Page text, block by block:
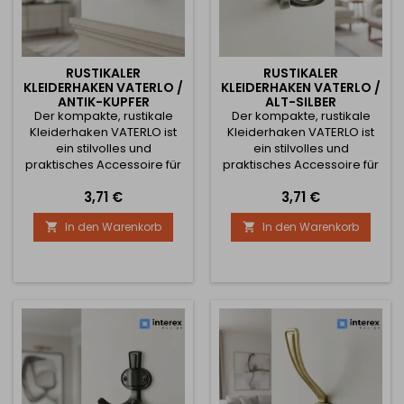
RUSTIKALER
KLEIDERHAKEN VATERLO /
ANTIK-KUPFER
Der kompakte, rustikale
Kleiderhaken VATERLO ist
ein stilvolles und
praktisches Accessoire für
Korridore oder Innenräume
im klassischen, Vintage-
oder Industriestil. Der
doppelte Haken bietet
Aufhängen von Mänteln,
Accessoires. Die
Ausführung in Antik-Kupfer
verleiht dem Haken...
Preis
3,71 €
 In den Warenkorb
RUSTIKALER
KLEIDERHAKEN VATERLO /
ALT-SILBER
Der kompakte, rustikale
Kleiderhaken VATERLO ist
ein stilvolles und
praktisches Accessoire für
Korridore oder Innenräume
im klassischen, Vintage-
oder Retro-Stil. Der
doppelte Haken bietet
Aufhängen von Mänteln,
Accessoires. Die
Ausführung im alt-silbernen
Farbton verleiht dem...
Preis
3,71 €
 In den Warenkorb